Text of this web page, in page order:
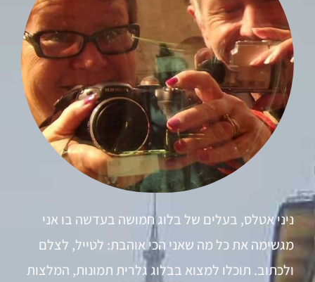
ניני אטלס, בעלים של בלוג חמושה בעדשה בו אני
מגשימה את כל מה שאני הכי אוהבת: לטייל, לצלם
ולכתוב. תוכלו למצוא בבלוג גלרית תמונות, המלצות